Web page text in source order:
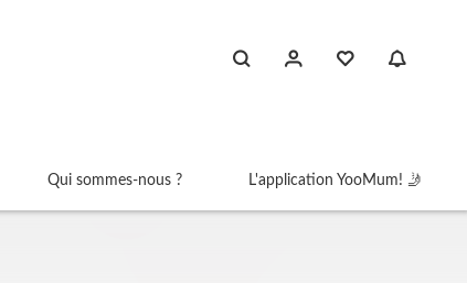
Qui sommes-nous ? L'application YooMum! 🤳